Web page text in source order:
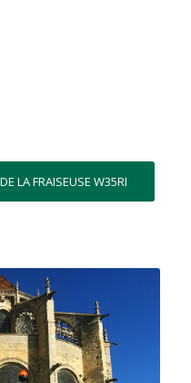
LA FRAISEUSE W35RI